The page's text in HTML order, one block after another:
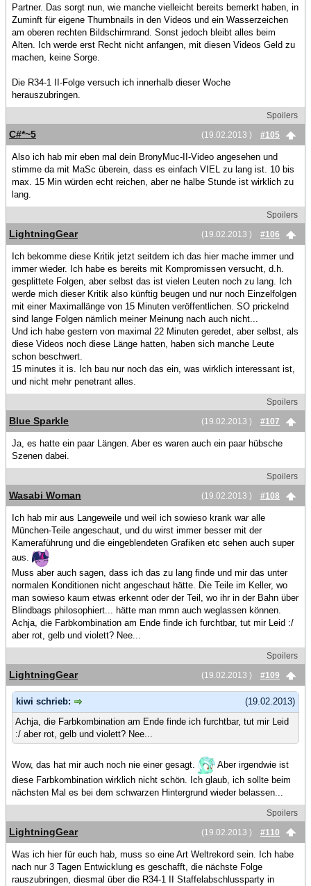
Partner. Das sorgt nun, wie manche vielleicht bereits bemerkt haben, in
Zuminft für eigene Thumbnails in den Videos und ein Wasserzeichen
am oberen rechten Bildschirmrand. Sonst jedoch bleibt alles beim
Alten. Ich werde erst Recht nicht anfangen, mit diesen Videos Geld zu
machen, keine Sorge.
Die R34-1 II-Folge versuch ich innerhalb dieser Woche
herauszubringen.
Spoilers
(19.02.2013 )
#105
C#*~5
Also ich hab mir eben mal dein BronyMuc-II-Video angesehen und
stimme da mit MaSc überein, dass es einfach VIEL zu lang ist. 10 bis
max. 15 Min würden echt reichen, aber ne halbe Stunde ist wirklich zu
lang.
Spoilers
(19.02.2013 )
#106
LightningGear
Ich bekomme diese Kritik jetzt seitdem ich das hier mache immer und
immer wieder. Ich habe es bereits mit Kompromissen versucht, d.h.
gesplittete Folgen, aber selbst das ist vielen Leuten noch zu lang. Ich
werde mich dieser Kritik also künftig beugen und nur noch Einzelfolgen
mit einer Maximallänge von 15 Minuten veröffentlichen. SO prickelnd
sind lange Folgen nämlich meiner Meinung nach auch nicht...
Und ich habe gestern von maximal 22 Minuten geredet, aber selbst, als
diese Videos noch diese Länge hatten, haben sich manche Leute
schon beschwert.
15 minutes it is. Ich bau nur noch das ein, was wirklich interessant ist,
und nicht mehr penetrant alles.
Spoilers
(19.02.2013 )
#107
Blue Sparkle
Ja, es hatte ein paar Längen. Aber es waren auch ein paar hübsche
Szenen dabei.
Spoilers
(19.02.2013 )
#108
Wasabi Woman
Ich hab mir aus Langeweile und weil ich sowieso krank war alle
München-Teile angeschaut, und du wirst immer besser mit der
Kameraführung und die eingeblendeten Grafiken etc sehen auch super
aus.
Muss aber auch sagen, dass ich das zu lang finde und mir das unter
normalen Konditionen nicht angeschaut hätte. Die Teile im Keller, wo
man sowieso kaum etwas erkennt oder der Teil, wo ihr in der Bahn über
Blindbags philosophiert... hätte man mmn auch weglassen können.
Achja, die Farbkombination am Ende finde ich furchtbar, tut mir Leid :/
aber rot, gelb und violett? Nee...
Spoilers
(19.02.2013 )
#109
LightningGear
(19.02.2013)
kiwi schrieb:
Achja, die Farbkombination am Ende finde ich furchtbar, tut mir Leid
:/ aber rot, gelb und violett? Nee...
Wow, das hat mir auch noch nie einer gesagt.
Aber irgendwie ist
diese Farbkombination wirklich nicht schön. Ich glaub, ich sollte beim
nächsten Mal es bei dem schwarzen Hintergrund wieder belassen...
Spoilers
(19.02.2013 )
#110
LightningGear
Was ich hier für euch hab, muss so eine Art Weltrekord sein. Ich habe
nach nur 3 Tagen Entwicklung es geschafft, die nächste Folge
rauszubringen, diesmal über die R34-1 II Staffelabschlussparty in